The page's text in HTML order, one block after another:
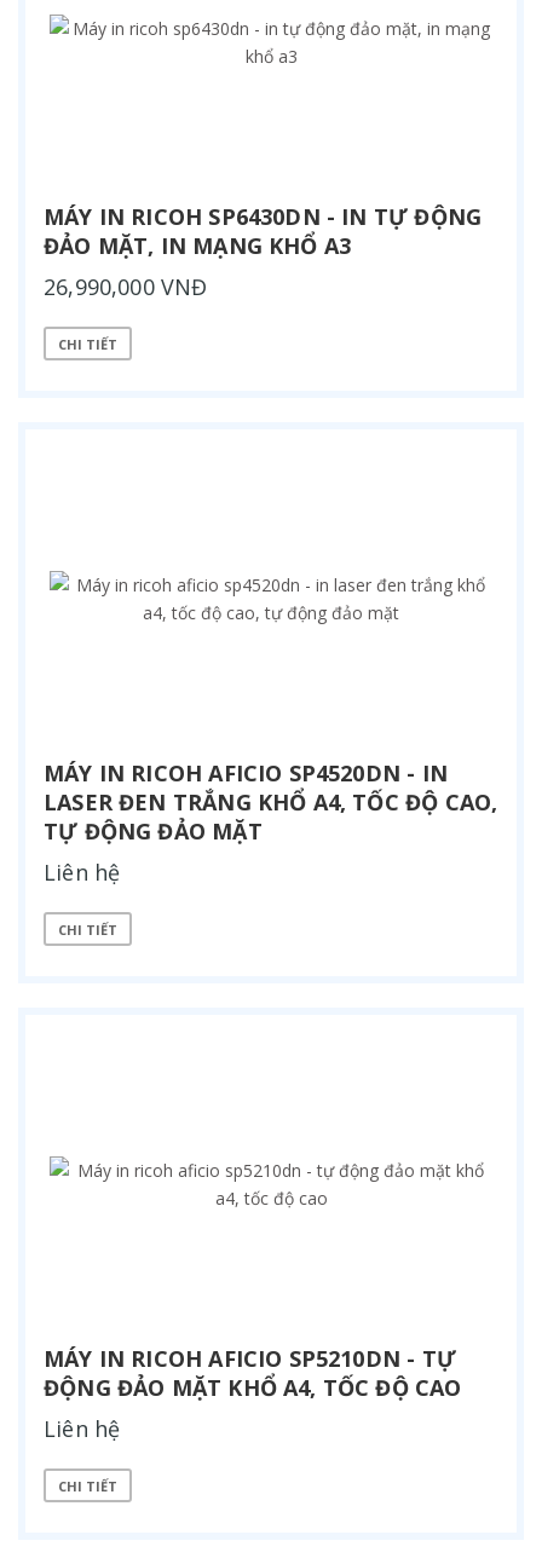
MÁY IN RICOH SP6430DN - IN TỰ ĐỘNG
ĐẢO MẶT, IN MẠNG KHỔ A3
26,990,000 VNĐ
CHI TIẾT
MÁY IN RICOH AFICIO SP4520DN - IN
LASER ĐEN TRẮNG KHỔ A4, TỐC ĐỘ CAO,
TỰ ĐỘNG ĐẢO MẶT
Liên hệ
CHI TIẾT
MÁY IN RICOH AFICIO SP5210DN - TỰ
ĐỘNG ĐẢO MẶT KHỔ A4, TỐC ĐỘ CAO
Liên hệ
CHI TIẾT